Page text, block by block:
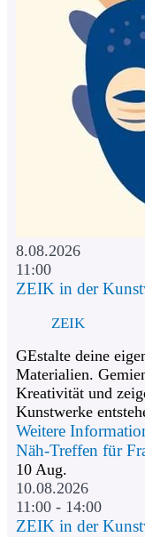
8.08.2026
11:00
ZEIK in der
ZEIK
GEstalte deine
Materialien.
Kreativität und
Kunstwerke
Weitere
Näh-Treffen für
10 Aug.
10.08.2026
11:00 - 14:00
ZEIK in der